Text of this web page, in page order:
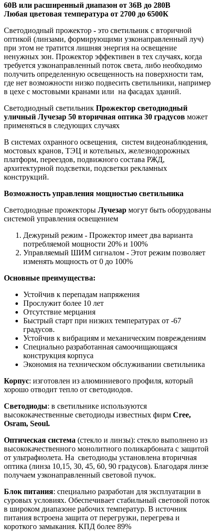
60В или расширенный диапазон от 36В до 280В
Любая цветовая температура от 2700 до 6500К
Светодиодный прожектор - это светильник с вторичной
оптикой (линзами, формирующими узконаправленный луч)
при этом не тратится лишняя энергия на освещение
ненужных зон. Прожектор эффективен в тех случаях, когда
требуется узконаправленный поток света, либо необходимо
получить определенную освещенность на поверхности там,
где нет возможности низко подвесить светильники, например
в цехе с мостовыми кранами или на фасадах зданий.
Светодиодный светильник Прожектор светодиодный
уличный Лучезар 50 вторичная оптика 30 градусов может
применяться в следующих случаях
В системах охранного освещения, систем видеонаблюдения,
мостовых кранов, ТЭЦ и котельных, железнодорожных
платформ, переездов, подвижного состава РЖД,
архитектурной подсветки, подсветки рекламных
конструкций.
Возможность управления мощностью светильника
Светодиодные прожекторы Лучезар могут быть оборудованы
системой управления освещением
Дежурный режим - Прожектор имеет два варианта
потребляемой мощности 20% и 100%
Управляемый ШИМ сигналом - Этот режим позволяет
изменять мощность от 0 до 100%
Основные преимущества:
Устойчив к перепадам напряжения
Прослужит более 10 лет
Отсутствие мерцания
Быстрый старт при низких температурах от -67
градусов.
Устойчив к вибрациям и механическим повреждениям
Специально разработанная самоочищающаяся
конструкция корпуса
Экономия на техническом обслуживании светильника
Корпус: изготовлен из алюминиевого профиля, который
хорошо отводит тепло от светодиодов.
Светодиоды: в светильнике используются
высококачественные светодиоды известных фирм Cree,
Osram, Seoul.
Оптическая система (стекло и линзы): стекло выполнено из
высококачественного монолитного поликарбоната с защитой
от ультрафиолета. На светодиоды установлена вторичная
оптика (линза 10,15, 30, 45, 60, 90 градусов). Благодаря линзе
получаем узконаправленный световой пучок.
Блок питания: специально разработан для эксплуатации в
суровых условиях. Обеспечивает стабильный световой поток
в широком диапазоне рабочих температур. В источник
питания встроена защита от перегрузки, перегрева и
короткого замыкания. КПД более 89%